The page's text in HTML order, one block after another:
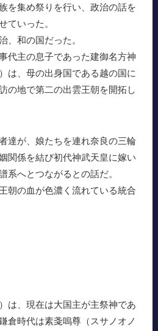
を集め祭りを行い、政治の話を
ていった。
、和の国だった。
代主の息子であった建御名方神
は、母の出身国である越の国に
の地で第二の出雲王朝を開拓し
達が、娘たちを連れ奈良の三輪
関係を結び初代神武天皇に嫁い
系へとつながるとの話だ。
朝の血が色濃く流れている統合
は、現在は大国主が主祭神であ
倉時代は素戔嗚尊（スサノオノ